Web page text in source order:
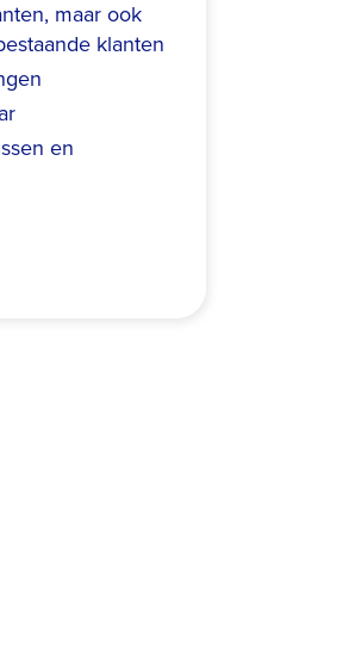
maar ook
klanten
en